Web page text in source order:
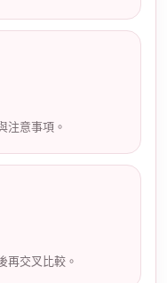
注意事項。
再交叉比較。